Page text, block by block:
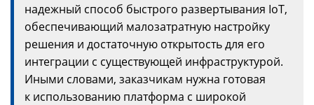
надежный способ быстрого развертывания IoT,
обеспечивающий малозатратную настройку
решения и достаточную открытость для его
интеграции с существующей инфраструктурой.
Иными словами, заказчикам нужна готовая
к использованию платформа с широкой